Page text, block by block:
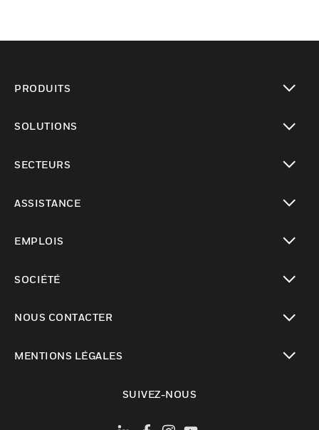
PRODUITS
SOLUTIONS
SECTEURS
ASSISTANCE
EMPLOIS
SOCIÉTÉ
NOUS CONTACTER
MENTIONS LÉGALES
SUIVEZ-NOUS